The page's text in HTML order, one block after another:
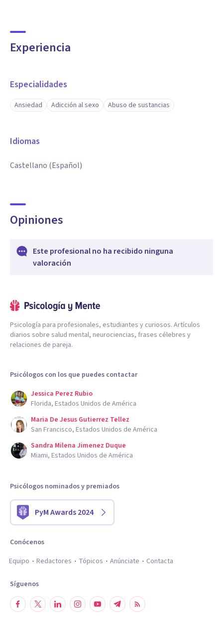
Experiencia
Especialidades
Ansiedad Adicción al sexo Abuso de sustancias
Idiomas
Castellano (Español)
Opiniones
Este profesional no ha recibido ninguna
valoración
Psicología para profesionales, estudiantes y curiosos. Artículos
diarios sobre salud mental, neurociencias, frases célebres y
relaciones de pareja.
Psicólogos con los que puedes contactar
Jessica Perez Rubio
Florida, Estados Unidos de América
Maria De Jesus Gutierrez Tellez
San Francisco, Estados Unidos de América
Sandra Milena Jimenez Duque
Miami, Estados Unidos de América
Psicólogos nominados y premiados
PyM Awards 2024
Conócenos
Equipo
Redactores Tópicos Anúnciate Contacta
Síguenos